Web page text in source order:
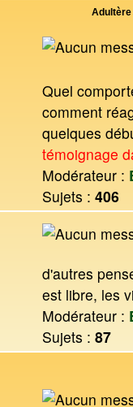
Quel
comment
quelques
témoignage
Modérateur :
Sujets : 406
d'autres
est libre, les
Modérateur :
Sujets : 87